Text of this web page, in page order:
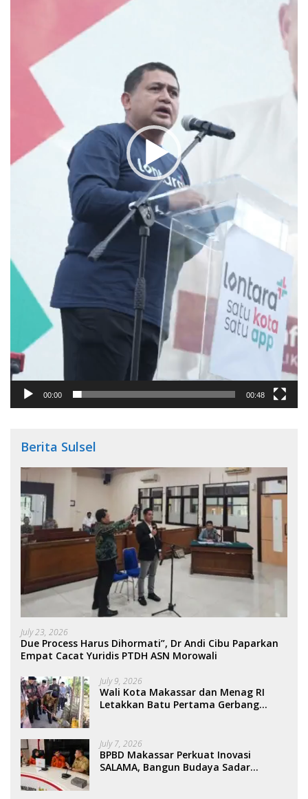
00:00 00:48
Berita Sulsel
July 23, 2026
Due Process Harus Dihormati”, Dr Andi Cibu Paparkan
Empat Cacat Yuridis PTDH ASN Morowali
July 9, 2026
Wali Kota Makassar dan Menag RI
Letakkan Batu Pertama Gerbang
July 7, 2026
BPBD Makassar Perkuat Inovasi
SALAMA, Bangun Budaya Sadar